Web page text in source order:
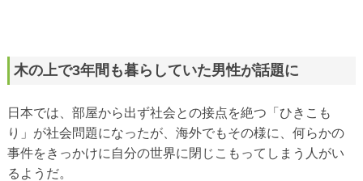
木の上で3年間も暮らしていた男性が話題に
日本では、部屋から出ず社会との接点を絶つ「ひきこも
り」が社会問題になったが、海外でもその様に、何らかの
事件をきっかけに自分の世界に閉じこもってしまう人がい
るようだ。